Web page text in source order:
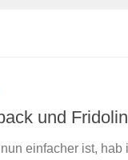
und Fridolin
einfacher ist, hab